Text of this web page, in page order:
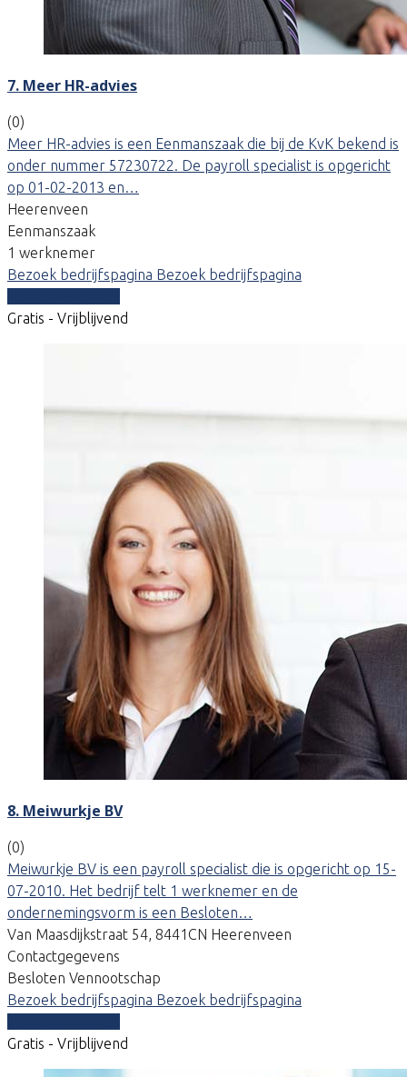
7. Meer HR-advies
(0)
Meer HR-advies is een Eenmanszaak die bij de KvK bekend is
onder nummer 57230722. De payroll specialist is opgericht
op 01-02-2013 en…
Heerenveen
Eenmanszaak
1 werknemer
Bezoek bedrijfspagina Bezoek bedrijfspagina
Gratis - Vrijblijvend
8. Meiwurkje BV
(0)
Meiwurkje BV is een payroll specialist die is opgericht op 15-
07-2010. Het bedrijf telt 1 werknemer en de
ondernemingsvorm is een Besloten…
Van Maasdijkstraat 54, 8441CN Heerenveen
Contactgegevens
Besloten Vennootschap
Bezoek bedrijfspagina Bezoek bedrijfspagina
Gratis - Vrijblijvend